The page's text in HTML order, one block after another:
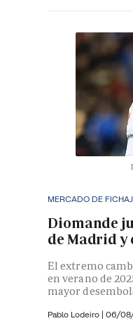
MERCADO DE
Diomande
de Madrid y
El extremo
en verano de
mayor
Pablo Lodeiro | 06/